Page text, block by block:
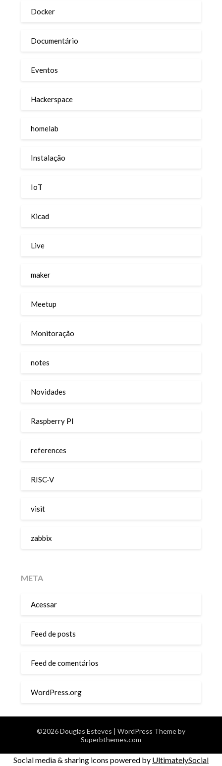
Docker
Documentário
Eventos
Hackerspace
homelab
Instalação
IoT
Kicad
Live
maker
Meetup
Monitoração
notes
Novidades
Raspberry PI
references
RISC-V
visit
zabbix
META
Acessar
Feed de posts
Feed de comentários
WordPress.org
©2026 Douglas Esteves | WordPress Theme by
Superbthemes.com
Social media & sharing icons powered by UltimatelySocial